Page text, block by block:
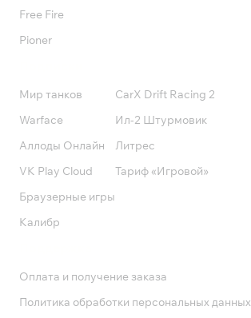
Free Fire
Pioner
Мир танков
Warface
Аллоды Онлайн
VK Play Cloud
Браузерные игры
Калибр
CarX Drift Racing 2
Ил-2 Штурмовик
Литрес
Тариф «Игровой»
Оплата и получение заказа
Политика обработки персональных данных